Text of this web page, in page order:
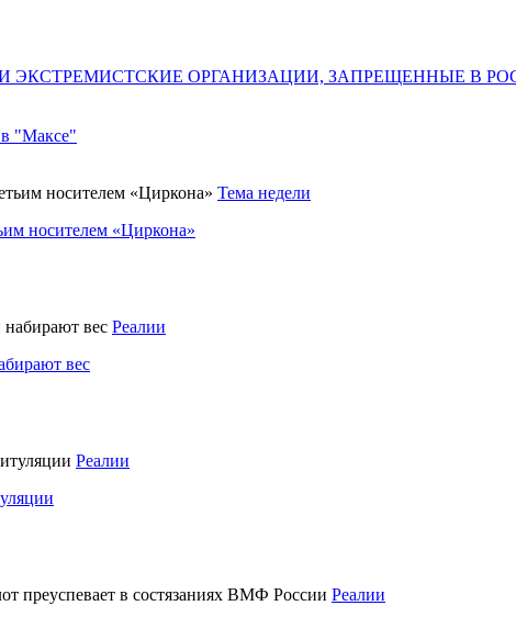
ЭКСТРЕМИСТСКИЕ ОРГАНИЗАЦИИ, ЗАПРЕЩЕННЫЕ В
в "Максе"
Тема недели
носителем «Циркона»
Реалии
вес
Реалии
Реалии